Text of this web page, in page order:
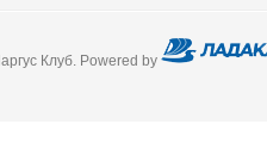
Клуб. Powered by